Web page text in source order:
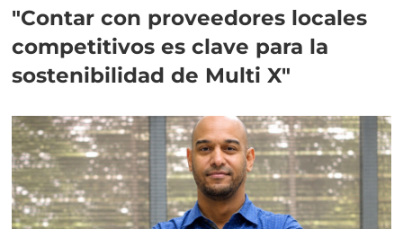
"Contar con proveedores locales
competitivos es clave para la
sostenibilidad de Multi X"